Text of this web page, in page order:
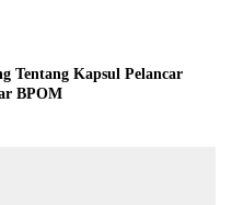
Tentang Kapsul Pelancar
BPOM